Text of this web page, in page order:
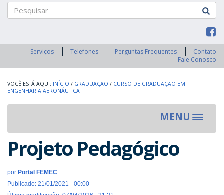
Serviços Telefones Perguntas Frequentes
Contato
Fale Conosco
INÍCIO / GRADUAÇÃO / CURSO DE GRADUAÇÃO EM
ENGENHARIA AERONÁUTICA
MENU
Toggle
Projeto Pedagógico
por Portal FEMEC
Publicado: 21/01/2021 - 00:00